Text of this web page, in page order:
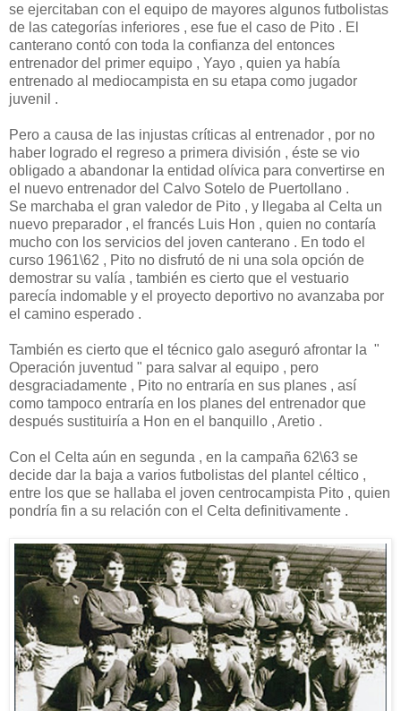
se ejercitaban con el equipo de mayores algunos futbolistas
de las categorías inferiores , ese fue el caso de Pito . El
canterano contó con toda la confianza del entonces
entrenador del primer equipo , Yayo , quien ya había
entrenado al mediocampista en su etapa como jugador
juvenil .
Pero a causa de las injustas críticas al entrenador , por no
haber logrado el regreso a primera división , éste se vio
obligado a abandonar la entidad olívica para convertirse en
el nuevo entrenador del Calvo Sotelo de Puertollano .
Se marchaba el gran valedor de Pito , y llegaba al Celta un
nuevo preparador , el francés Luis Hon , quien no contaría
mucho con los servicios del joven canterano . En todo el
curso 1961\62 , Pito no disfrutó de ni una sola opción de
demostrar su valía , también es cierto que el vestuario
parecía indomable y el proyecto deportivo no avanzaba por
el camino esperado .
También es cierto que el técnico galo aseguró afrontar la "
Operación juventud " para salvar al equipo , pero
desgraciadamente , Pito no entraría en sus planes , así
como tampoco entraría en los planes del entrenador que
después sustituiría a Hon en el banquillo , Aretio .
Con el Celta aún en segunda , en la campaña 62\63 se
decide dar la baja a varios futbolistas del plantel céltico ,
entre los que se hallaba el joven centrocampista Pito , quien
pondría fin a su relación con el Celta definitivamente .